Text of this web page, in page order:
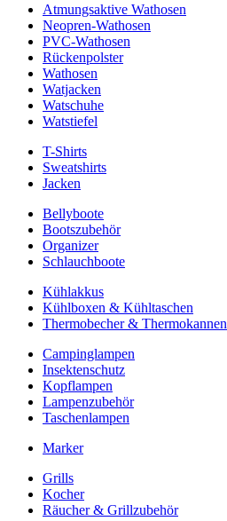
Atmungsaktive Wathosen
Neopren-Wathosen
PVC-Wathosen
Rückenpolster
Wathosen
Watjacken
Watschuhe
Watstiefel
T-Shirts
Sweatshirts
Jacken
Bellyboote
Bootszubehör
Organizer
Schlauchboote
Kühlakkus
Kühlboxen & Kühltaschen
Thermobecher & Thermokannen
Campinglampen
Insektenschutz
Kopflampen
Lampenzubehör
Taschenlampen
Marker
Grills
Kocher
Räucher & Grillzubehör